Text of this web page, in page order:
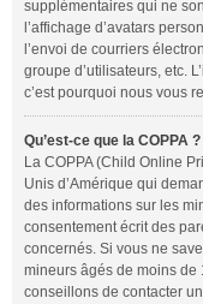
supplémentaires qui ne
l’affichage d’avatars
l’envoi de courriers
groupe d’utilisateurs, etc.
c’est pourquoi nous vous
Qu’est-ce que la COPPA ?
La COPPA (Child Online
Unis d’Amérique qui
des informations sur les
consentement écrit des
concernés. Si vous ne
mineurs âgés de moins de
conseillons de contacter